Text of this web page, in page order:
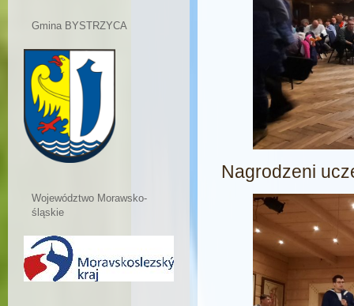
Nagrodzeni
Gmina BYSTRZYCA
Województwo Morawsko-
śląskie